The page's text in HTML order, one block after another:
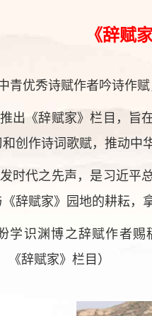
《辞赋
青优秀诗赋作者吟诗作
出《辞赋家》栏目，旨
创作诗词歌赋，推动中
时代之先声，是习近
辞赋家》园地的耕耘，
学识渊博之辞赋作者
《辞赋家》栏目）